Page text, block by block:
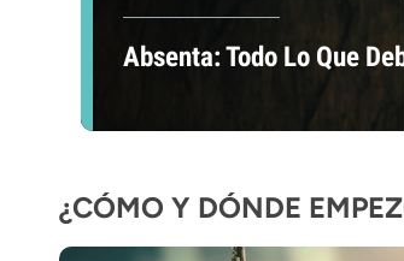
Absenta: Todo Lo Que
¿CÓMO Y DÓNDE